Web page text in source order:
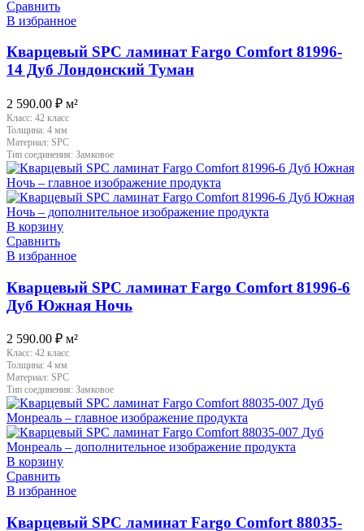
Сравнить
В избранное
Кварцевый SPC ламинат Fargo Comfort 81996-
14 Дуб Лондонский Туман
2 590.00 ₽ м²
Класс: 42 класс
Толщина: 4 мм
Материал: SPC
Тип соединения: Замковое
В корзину
Сравнить
В избранное
Кварцевый SPC ламинат Fargo Comfort 81996-6
Дуб Южная Ночь
2 590.00 ₽ м²
Класс: 42 класс
Толщина: 4 мм
Материал: SPC
Тип соединения: Замковое
В корзину
Сравнить
В избранное
Кварцевый SPC ламинат Fargo Comfort 88035-